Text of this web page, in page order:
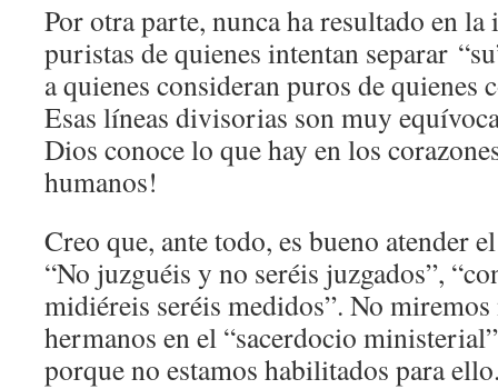
Por otra parte, nunca ha resultado en la
puristas de quienes intentan separar
a quienes consideran puros de quienes
Esas líneas divisorias son muy
Dios conoce lo que hay en los
humanos!
Creo que, ante todo, es bueno atender
“No juzguéis y no seréis juzgados”,
midiéreis seréis medidos”. No miremos
hermanos en el “sacerdocio
porque no estamos habilitados para